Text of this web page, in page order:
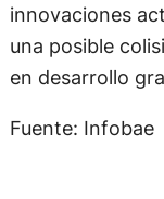
innovaciones
una posible
en desarrollo
Fuente: Infobae